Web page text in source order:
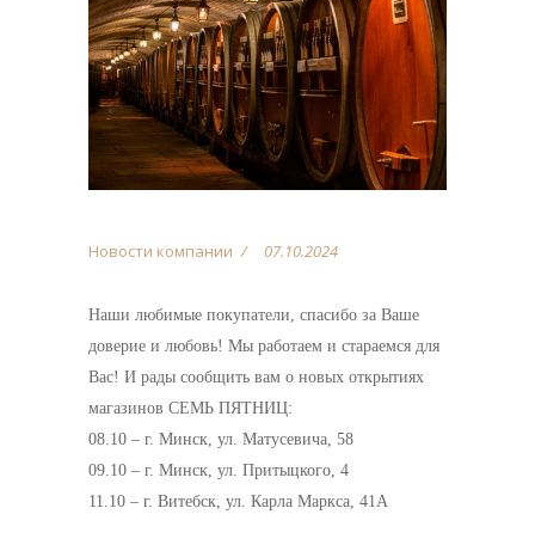
Новости компании 07.10.2024
Наши любимые покупатели, спасибо за Ваше
доверие и любовь! Мы работаем и стараемся для
Вас! И рады сообщить вам о новых открытиях
магазинов СЕМЬ ПЯТНИЦ:
08.10 – г. Минск, ул. Матусевича, 58
09.10 – г. Минск, ул. Притыцкого, 4
11.10 – г. Витебск, ул. Карла Маркса, 41А